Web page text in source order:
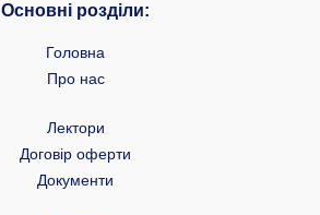
Основні розділи:
Головна
Про нас
Лектори
Договір оферти
Документи